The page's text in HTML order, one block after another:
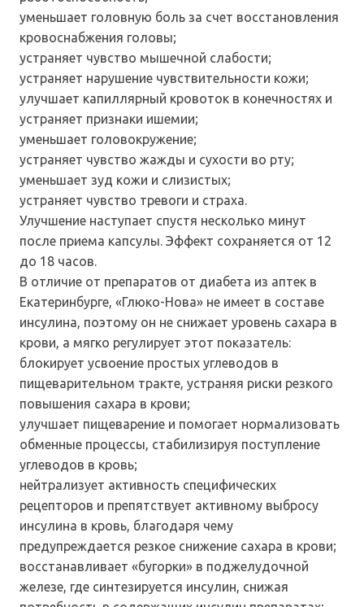
уменьшает головную боль за счет восстановления
кровоснабжения головы;
устраняет чувство мышечной слабости;
устраняет нарушение чувствительности кожи;
улучшает капиллярный кровоток в конечностях и
устраняет признаки ишемии;
уменьшает головокружение;
устраняет чувство жажды и сухости во рту;
уменьшает зуд кожи и слизистых;
устраняет чувство тревоги и страха.
Улучшение наступает спустя несколько минут
после приема капсулы. Эффект сохраняется от 12
до 18 часов.
В отличие от препаратов от диабета из аптек в
Екатеринбурге, «Глюко-Нова» не имеет в составе
инсулина, поэтому он не снижает уровень сахара в
крови, а мягко регулирует этот показатель:
блокирует усвоение простых углеводов в
пищеварительном тракте, устраняя риски резкого
повышения сахара в крови;
улучшает пищеварение и помогает нормализовать
обменные процессы, стабилизируя поступление
углеводов в кровь;
нейтрализует активность специфических
рецепторов и препятствует активному выбросу
инсулина в кровь, благодаря чему
предупреждается резкое снижение сахара в крови;
восстанавливает «бугорки» в поджелудочной
железе, где синтезируется инсулин, снижая